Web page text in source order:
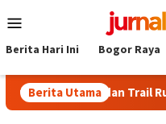
to
Menu
Berita Hari Ini Bogor Raya
Berita Utama
dan Trail Run